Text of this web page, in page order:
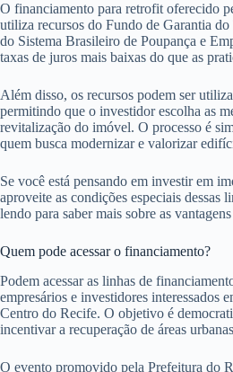
O financiamento para retrofit oferecido
utiliza recursos do Fundo de Garantia
do Sistema Brasileiro de Poupança e
taxas de juros mais baixas do que as
Além disso, os recursos podem ser
permitindo que o investidor escolha as
revitalização do imóvel. O processo é
quem busca modernizar e valorizar
Se você está pensando em investir em
aproveite as condições especiais dessas
lendo para saber mais sobre as
Quem pode acessar o financiamento?
Podem acessar as linhas de
empresários e investidores interessados
Centro do Recife. O objetivo é
incentivar a recuperação de áreas
O evento promovido pela Prefeitura do